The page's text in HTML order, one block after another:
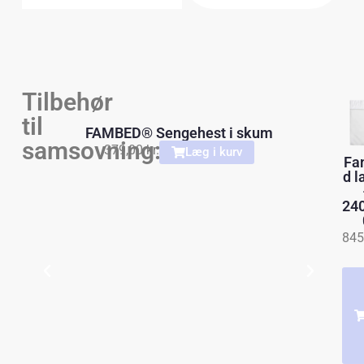
Tilbehør
til
samsovning:
FAMBED® Sengehest i skum
379,00kr. Læg i kurv
d